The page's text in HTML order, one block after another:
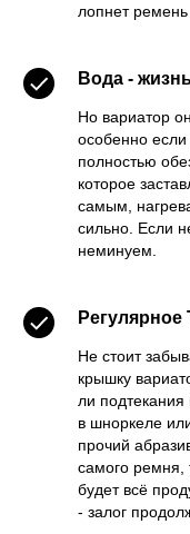
лопнет ремень
Вода -
Но вариатор
особенно
полностью
которое
самым,
сильно. Если
неминуем.
Регулярное
Не стоит
крышку
ли
в шноркеле
прочий
самого ремня,
будет всё
- залог